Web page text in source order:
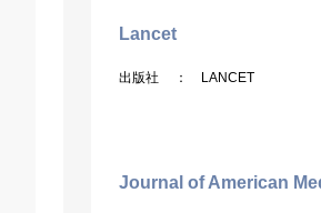
Lancet
出版社 ： LANCET
Journal of American